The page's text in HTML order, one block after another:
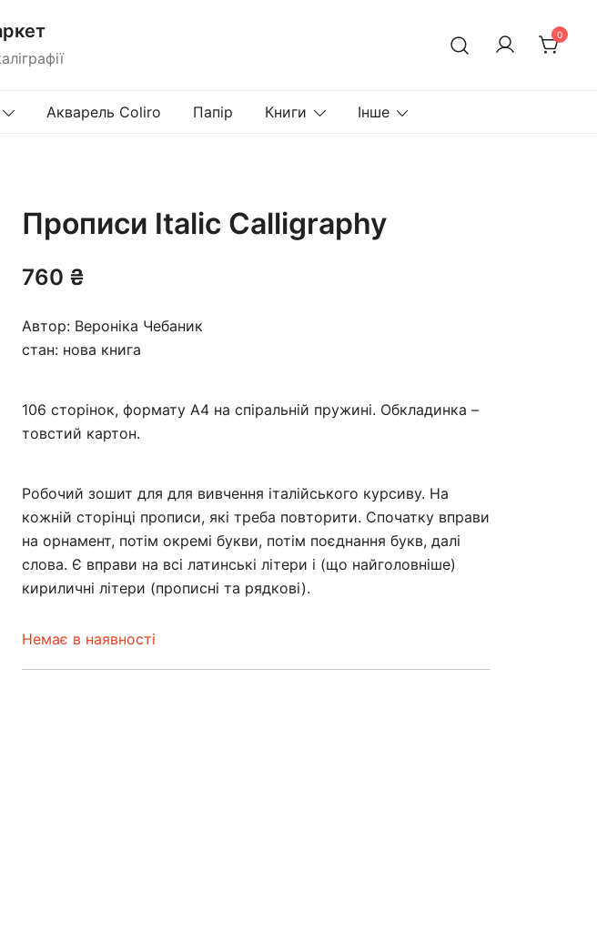
0
Акварель Coliro Папір Книги Інше
Прописи Italic Calligraphy
760 ₴
Автор: Вероніка Чебаник
стан: нова книга
106 сторінок, формату А4 на спіральній пружині. Обкладинка –
товстий картон.
Робочий зошит для для вивчення італійського курсиву. На
кожній сторінці прописи, які треба повторити. Спочатку вправи
на орнамент, потім окремі букви, потім поєднання букв, далі
слова. Є вправи на всі латинські літери і (що найголовніше)
кириличні літери (прописні та рядкові).
Немає в наявності